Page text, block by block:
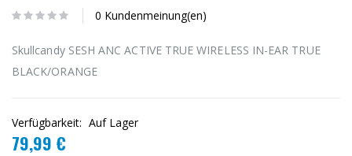
0 Kundenmeinung(en)
Skullcandy SESH ANC ACTIVE TRUE WIRELESS IN-EAR TRUE
BLACK/ORANGE
Verfügbarkeit: Auf Lager
79,99 €